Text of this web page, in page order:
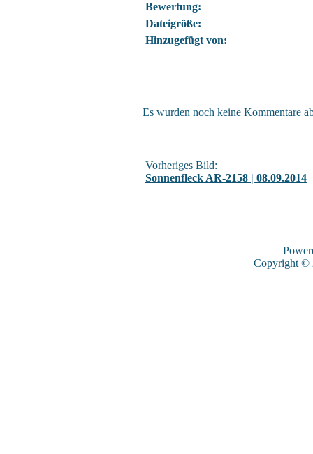
Bewertung:
Dateigröße:
Hinzugefügt von:
Es wurden noch keine Kommentare
Vorheriges Bild:
Sonnenfleck AR-2158 | 08.09.2014
Copyright ©